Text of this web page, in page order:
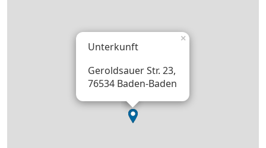
Unterkunft
Geroldsauer Str. 23,
76534 Baden-Baden
×